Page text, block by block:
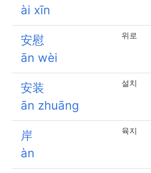
ài xīn
安慰
ān wèi
위로
安装
ān zhuāng
설치
岸
àn
육지